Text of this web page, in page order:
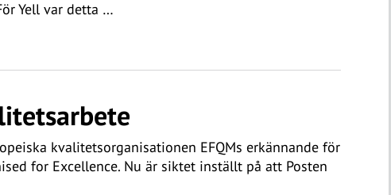
Yell var detta …
kvalitetsorganisationen EFQMs erkännande för
for Excellence. Nu är siktet inställt på att Posten